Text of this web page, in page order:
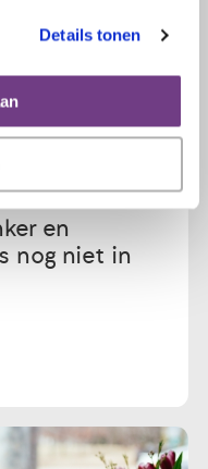
Details tonen
en
nog niet in